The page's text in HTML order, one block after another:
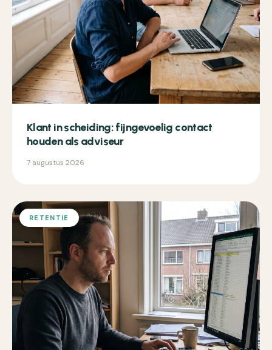
Klant in scheiding: fijngevoelig contact
houden als adviseur
7 augustus 2026
RETENTIE